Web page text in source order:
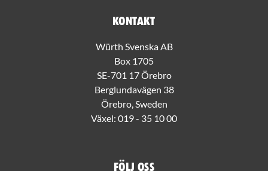
Kontakt
Würth Svenska AB
Box 1705
SE-701 17 Örebro
Berglundavägen 38
Örebro, Sweden
Växel: 019 - 35 10 00
Följ oss